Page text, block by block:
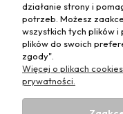
Płatności i dostawa
Informacje
O nas
działanie strony i
potrzeb. Możesz
wszystkich tych plików i
plików do swoich
zgody".
Więcej o plikach
prywatności.